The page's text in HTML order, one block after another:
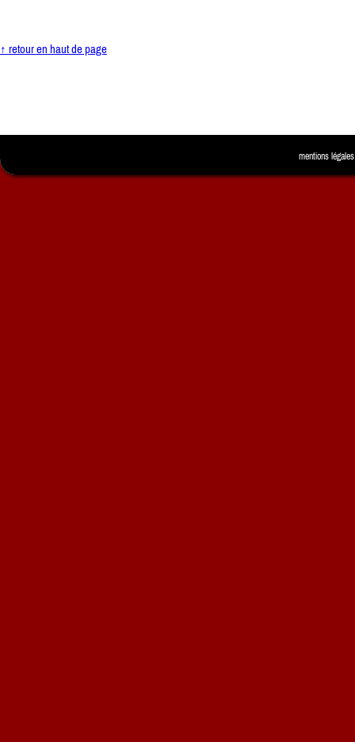
↑ retour en haut de page
mentions légales